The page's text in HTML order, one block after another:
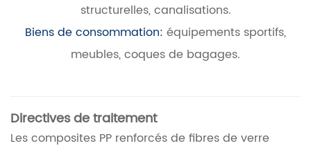
structurelles, canalisations.
Biens de consommation: équipements sportifs,
meubles, coques de bagages.
Directives de traitement
Les composites PP renforcés de fibres de verre